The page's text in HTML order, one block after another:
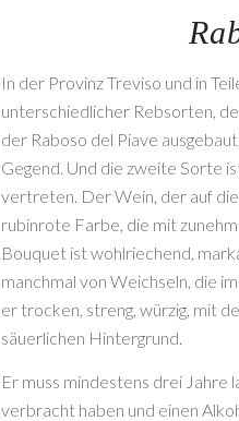
In der Provinz Treviso und in
unterschiedlicher Rebsorten,
der Raboso del Piave
Gegend. Und die zweite Sorte
vertreten. Der Wein, der auf
rubinrote Farbe, die mit
Bouquet ist wohlriechend,
manchmal von Weichseln, die
er trocken, streng, würzig, mit
säuerlichen Hintergrund.
Er muss mindestens drei Jahre
verbracht haben und einen